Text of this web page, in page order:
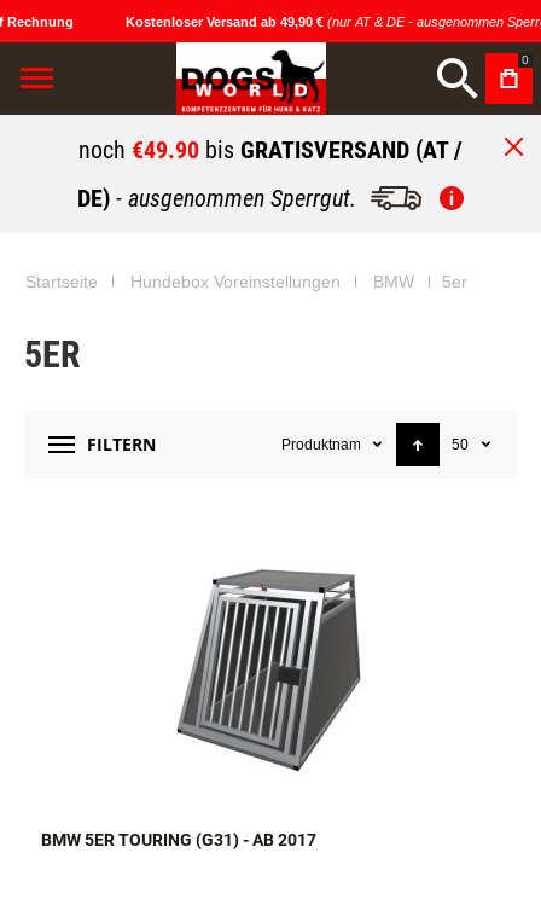
Rechnung Kostenloser Versand ab 49,90 € (nur AT & DE - ausgenommen
0
noch €49.90 bis GRATISVERSAND (AT /
DE) - ausgenommen Sperrgut.
Startseite Hundebox Voreinstellungen BMW 5er
5ER
FILTERN Produktname 50
BMW 5ER TOURING (G31) - AB 2017